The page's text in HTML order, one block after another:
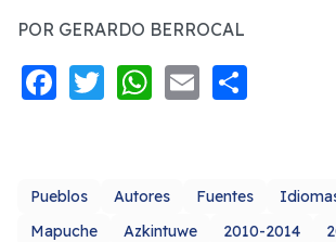
POR GERARDO BERROCAL
Facebook
Twitter
WhatsApp
Email
Pueblos Autores Fuentes
Mapuche
Azkintuwe 2010-2014